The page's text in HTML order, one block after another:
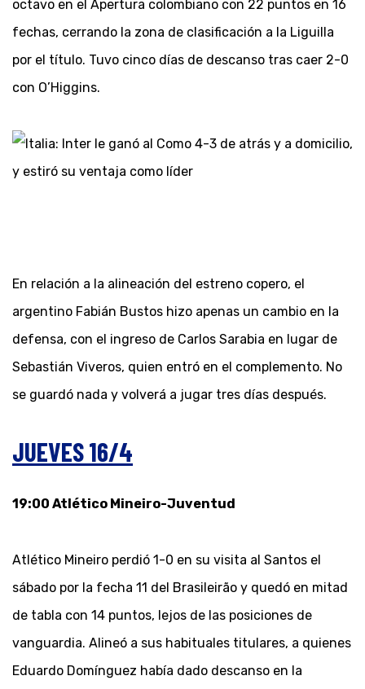
octavo en el Apertura colombiano con 22 puntos en 16
fechas, cerrando la zona de clasificación a la Liguilla
por el título. Tuvo cinco días de descanso tras caer 2-0
con O’Higgins.
En relación a la alineación del estreno copero, el
argentino Fabián Bustos hizo apenas un cambio en la
defensa, con el ingreso de Carlos Sarabia en lugar de
Sebastián Viveros, quien entró en el complemento. No
se guardó nada y volverá a jugar tres días después.
JUEVES 16/4
19:00 Atlético Mineiro-Juventud
Atlético Mineiro perdió 1-0 en su visita al Santos el
sábado por la fecha 11 del Brasileirão y quedó en mitad
de tabla con 14 puntos, lejos de las posiciones de
vanguardia. Alineó a sus habituales titulares, a quienes
Eduardo Domínguez había dado descanso en la